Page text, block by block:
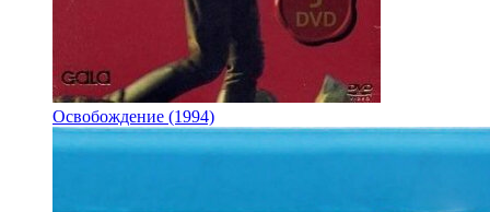
Освобождение (1994)